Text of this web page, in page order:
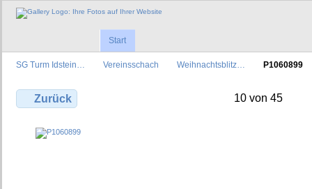
Start
SG Turm Idstein… Vereinsschach Weihnachtsblitz… P1060899
Zurück 10 von 45